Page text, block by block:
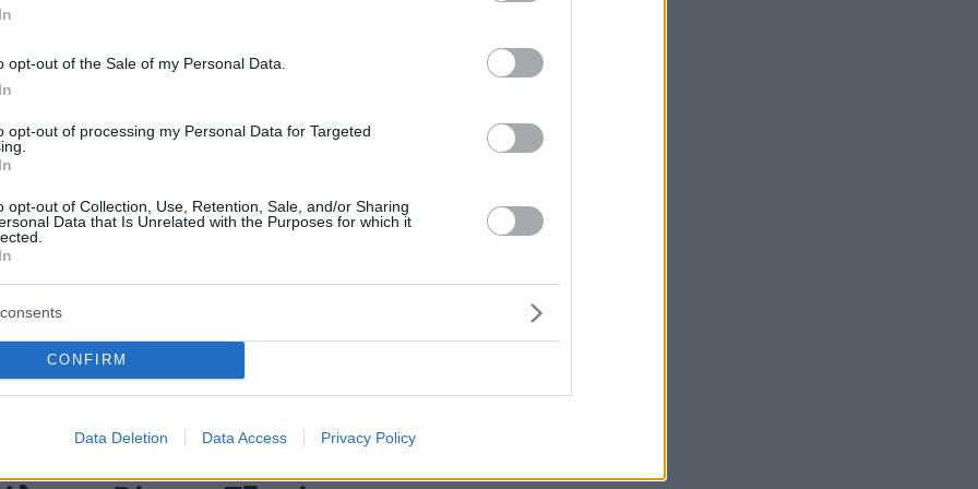
opt-out of the Sale of my Personal Data.
opt-out of processing my Personal Data for Targeted
opt-out of Collection, Use, Retention, Sale, and/or Sharing
Data that Is Unrelated with the Purposes for which it
CONFIRM
Data Deletion Data Access Privacy Policy
«Νιώθω τόσο τυχερή που
μαζί σου»
για χρόνια με τον σχεδιαστή που έφυγε
Σάικ και ο Μικέλε Μορόνε
σε δρόμο της Νάπολης -
βίντεο
καμπάνιας